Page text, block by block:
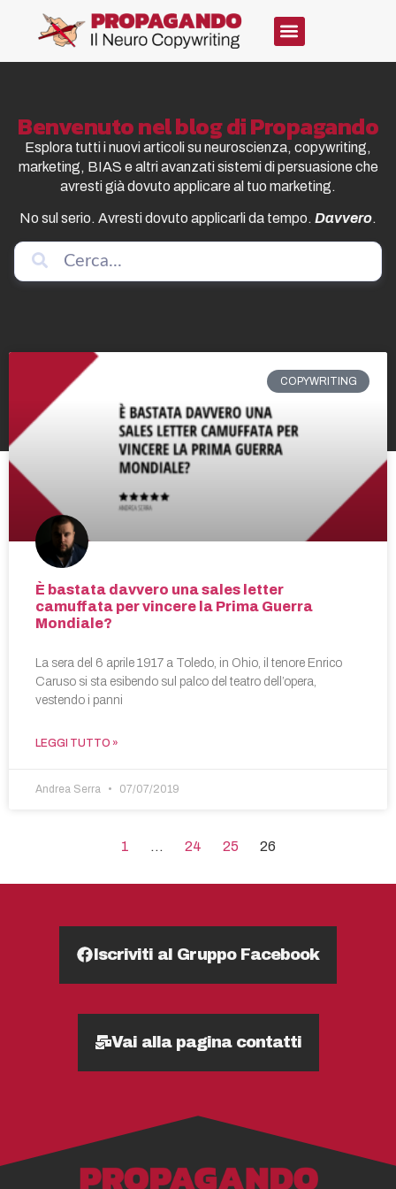
Benvenuto nel blog di Propagando
Esplora tutti i nuovi articoli su neuroscienza, copywriting,
marketing, BIAS e altri avanzati sistemi di persuasione che
avresti già dovuto applicare al tuo marketing.
No sul serio. Avresti dovuto applicarli da tempo. Davvero.
COPYWRITING
È bastata davvero una sales letter
camuffata per vincere la Prima Guerra
Mondiale?
La sera del 6 aprile 1917 a Toledo, in Ohio, il tenore Enrico
Caruso si sta esibendo sul palco del teatro dell’opera,
vestendo i panni
LEGGI TUTTO »
Andrea Serra 07/07/2019
1 … 24 25 26
Iscriviti al Gruppo Facebook
Vai alla pagina contatti